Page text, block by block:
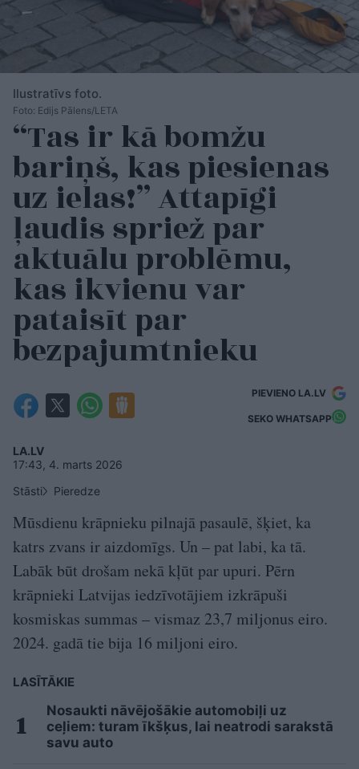
Ilustratīvs foto.
Foto: Edijs Pālens/LETA
“Tas ir kā bomžu
bariņš, kas piesienas
uz ielas!” Attapīgi
ļaudis spriež par
aktuālu problēmu,
kas ikvienu var
pataisīt par
bezpajumtnieku
PIEVIENO LA.LV
SEKO WHATSAPP
LA.LV
17:43, 4. marts 2026
Stāsti
Pieredze
Mūsdienu krāpnieku pilnajā pasaulē, šķiet, ka
katrs zvans ir aizdomīgs. Un – pat labi, ka tā.
Labāk būt drošam nekā kļūt par upuri. Pērn
krāpnieki Latvijas iedzīvotājiem izkrāpuši
kosmiskas summas – vismaz 23,7 miljonus eiro.
2024. gadā tie bija 16 miljoni eiro.
LASĪTĀKIE
Nosaukti nāvējošākie automobiļi uz
ceļiem: turam īkšķus, lai neatrodi sarakstā
savu auto